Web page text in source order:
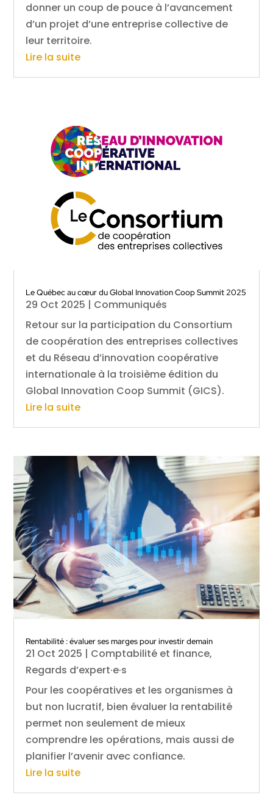
donner un coup de pouce à l’avancement
d’un projet d’une entreprise collective de
leur territoire.
Lire la suite
Le Québec au cœur du Global Innovation Coop Summit 2025
29 Oct 2025 | Communiqués
Retour sur la participation du Consortium
de coopération des entreprises collectives
et du Réseau d’innovation coopérative
internationale à la troisième édition du
Global Innovation Coop Summit (GICS).
Lire la suite
Rentabilité : évaluer ses marges pour investir demain
21 Oct 2025 | Comptabilité et finance,
Regards d’expert·e·s
Pour les coopératives et les organismes à
but non lucratif, bien évaluer la rentabilité
permet non seulement de mieux
comprendre les opérations, mais aussi de
planifier l’avenir avec confiance.
Lire la suite